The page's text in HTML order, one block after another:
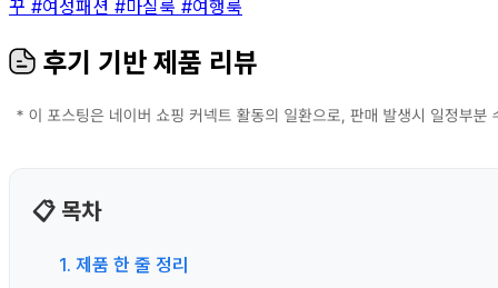
꾸 #여성패션 #마실룩 #여행룩
후기 기반 제품 리뷰
📋 목차
1. 제품 한 줄 정리